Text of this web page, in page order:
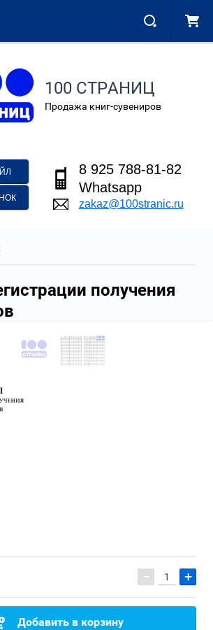
100 СТРАНИЦ
Продажа книг-сувениров
8 925 788-81-82
Whatsapp
zakaz@100stranic.ru
получения
− +
Добавить в корзину